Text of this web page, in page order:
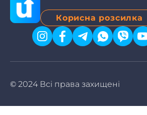
Корисна розсилка
© 2024 Всі права захищені